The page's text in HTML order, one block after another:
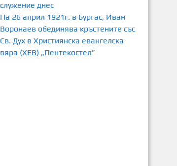
служение днес
На 26 април 1921г. в Бургас, Иван
Воронаев обединява кръстените със
Св. Дух в Християнска евангелска
вяра (ХЕВ) „Пентекостел”